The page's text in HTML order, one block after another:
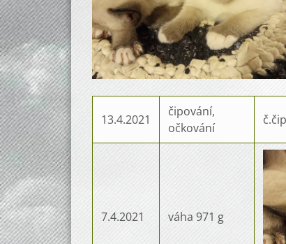
13.4.2021
čipování,
očkování
7.4.2021 váha 971 g